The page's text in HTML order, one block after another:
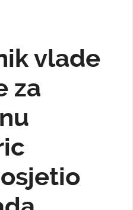
vlade
za